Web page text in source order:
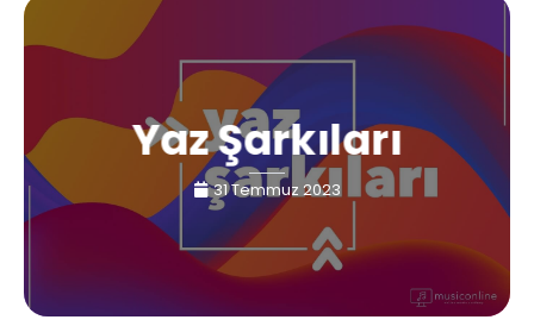
Yaz Şarkıları
31 Temmuz 2023